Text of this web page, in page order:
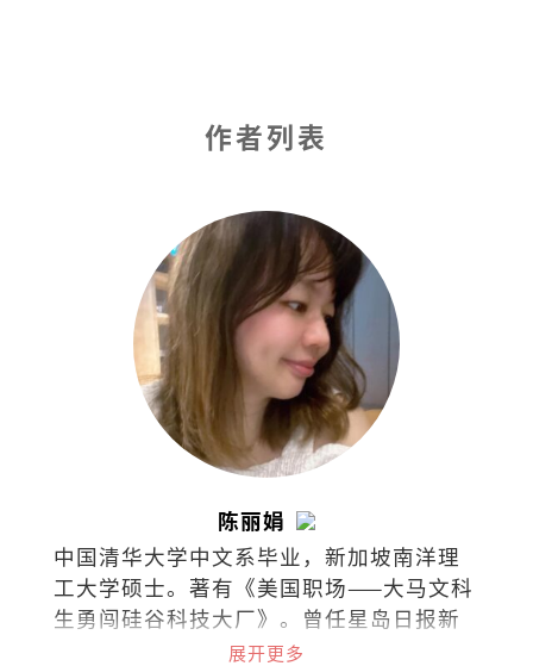
作者列表
陈丽娟
中国清华大学中文系毕业，新加坡南洋理
工大学硕士。著有《美国职场——大马文科
生勇闯硅谷科技大厂》。曾任星岛日报新
闻记者、美国加州圣荷西市议员办公室助
展开更多